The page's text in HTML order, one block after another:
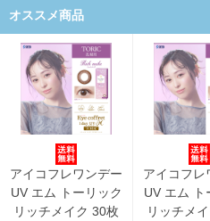
オススメ商品
アイコフレワンデー
UV エム トーリック
リッチメイク 30枚
アイコフレ
UV エム ト
リッチメ